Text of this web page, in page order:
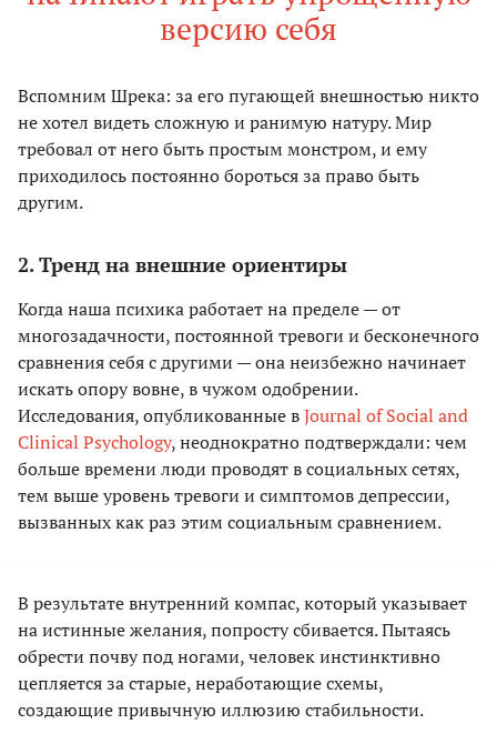
версию себя
Вспомним Шрека: за его пугающей внешностью никто
не хотел видеть сложную и ранимую натуру. Мир
требовал от него быть простым монстром, и ему
приходилось постоянно бороться за право быть
другим.
2. Тренд на внешние ориентиры
Когда наша психика работает на пределе — от
многозадачности, постоянной тревоги и бесконечного
сравнения себя с другими — она неизбежно начинает
искать опору вовне, в чужом одобрении.
Исследования, опубликованные вJournal of Social and
Clinical Psychology, неоднократно подтверждали: чем
больше времени люди проводят в социальных сетях,
тем выше уровень тревоги и симптомов депрессии,
вызванных как раз этим социальным сравнением.
В результате внутренний компас, который указывает
на истинные желания, попросту сбивается. Пытаясь
обрести почву под ногами, человек инстинктивно
цепляется за старые, неработающие схемы,
создающие привычную иллюзию стабильности.